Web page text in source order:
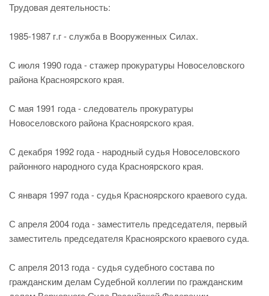
Трудовая деятельность:
1985-1987 г.г - служба в Вооруженных Силах.
С июля 1990 года - стажер прокуратуры Новоселовского
района Красноярского края.
С мая 1991 года - следователь прокуратуры
Новоселовского района Красноярского края.
С декабря 1992 года - народный судья Новоселовского
районного народного суда Красноярского края.
С января 1997 года - судья Красноярского краевого суда.
С апреля 2004 года - заместитель председателя, первый
заместитель председателя Красноярского краевого суда.
С апреля 2013 года - судья судебного состава по
гражданским делам Судебной коллегии по гражданским